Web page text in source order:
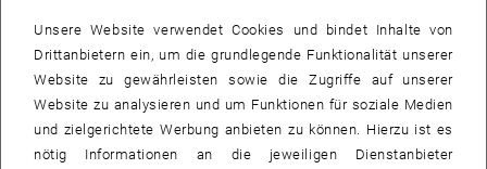
Unsere Website verwendet Cookies und bindet Inhalte von
Drittanbietern ein, um die grundlegende Funktionalität unserer
Website zu gewährleisten sowie die Zugriffe auf unserer
Website zu analysieren und um Funktionen für soziale Medien
und zielgerichtete Werbung anbieten zu können. Hierzu ist es
nötig Informationen an die jeweiligen Dienstanbieter